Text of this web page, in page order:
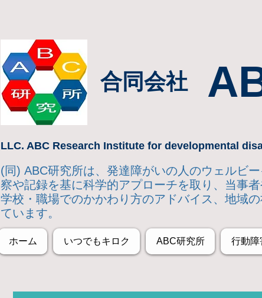
合同会社
LLC. ABC Research Institute for developmental
(同) ABC研究所は、発達障がいの人のウェルビ
察や記録を基に科学的アプローチを取り 、当事
学校・職場でのかかわり方のアドバイス、地域
ています。
ホーム いつでもキロク ABC研究所 行動障